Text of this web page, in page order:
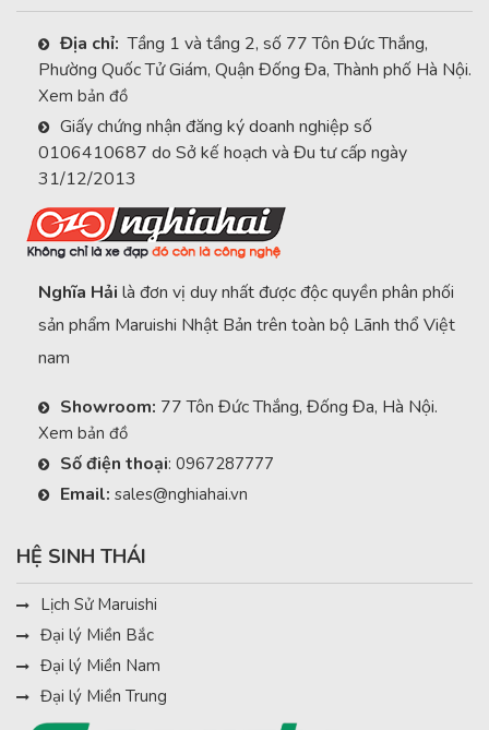
Địa chỉ: Tầng 1 và tầng 2, số 77 Tôn Đức Thắng,
Phường Quốc Tử Giám, Quận Đống Đa, Thành phố Hà Nội.
Xem bản đồ
Giấy chứng nhận đăng ký doanh nghiệp số
0106410687 do Sở kế hoạch và Đu tư cấp ngày
31/12/2013
Nghĩa Hải là đơn vị duy nhất được độc quyền phân phối
sản phẩm Maruishi Nhật Bản trên toàn bộ Lãnh thổ Việt
nam
Showroom: 77 Tôn Đức Thắng, Đống Đa, Hà Nội.
Xem bản đồ
Số điện thoại: 0967287777
Email: sales@nghiahai.vn
HỆ SINH THÁI
Lịch Sử Maruishi
Đại lý Miền Bắc
Đại lý Miền Nam
Đại lý Miền Trung